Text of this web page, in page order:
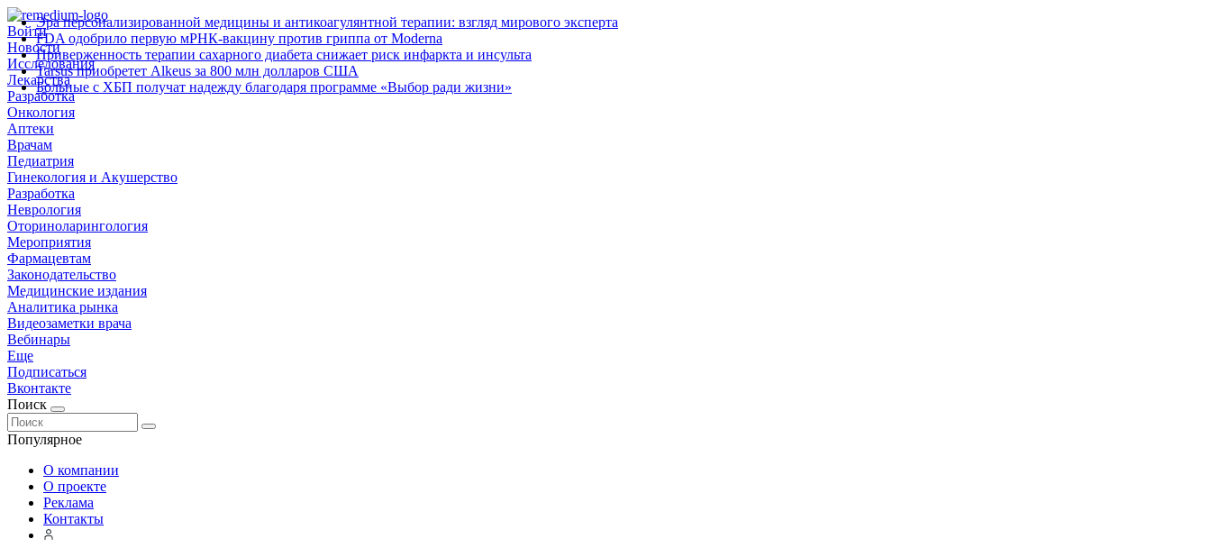
Войти
Новости
Исследования
Лекарства
Разработка
Онкология
Аптеки
Врачам
Педиатрия
Гинекология и Акушерство
Разработка
Неврология
Оториноларингология
Мероприятия
Фармацевтам
Законодательство
Медицинские издания
Аналитика рынка
Видеозаметки врача
Вебинары
Еще
Подписаться
Вконтакте
Поиск
Популярное
Эра персонализированной медицины и антикоагулянтной терапии: взгляд мирового эксперта
FDA одобрило первую мРНК‑вакцину против гриппа от Moderna
Приверженность терапии сахарного диабета снижает риск инфаркта и инсульта
Tarsus приобретет Alkeus за 800 млн долларов США
Больные с ХБП получат надежду благодаря программе «Выбор ради жизни»
О компании
О проекте
Реклама
Контакты